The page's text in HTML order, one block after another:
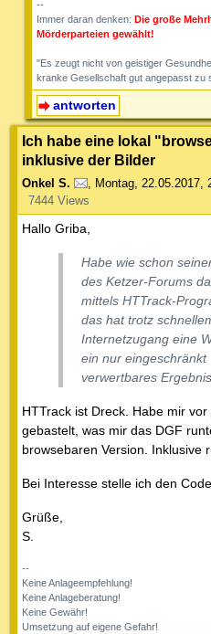
--
Immer daran denken: Die große
Mörderparteien gewählt!
"Es zeugt nicht von geistiger
kranke Gesellschaft gut angepasst zu
antworten
Ich habe eine lokal
inklusive der Bilder
Onkel S. , Montag, 22.05.2017,
7444 Views
Hallo Griba,
Habe wie schon
des Ketzer-Forums
mittels HTTrack-
das hat trotz
Internetzugang eine
ein nur eingeschränkt
verwertbares
HTTrack ist Dreck. Habe mir
gebastelt, was mir das DGF
browsebaren Version. Inklusive
Bei Interesse stelle ich den
Grüße,
S.
--
Keine Anlageempfehlung!
Keine Anlageberatung!
Keine Gewähr!
Umsetzung auf eigene Gefahr!